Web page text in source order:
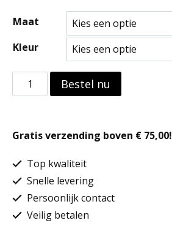
Maat
Kleur
Printers'
midi
tote
aantal
Bestel nu
Gratis verzending boven € 75,00!
Top kwaliteit
Snelle levering
Persoonlijk contact
Veilig betalen